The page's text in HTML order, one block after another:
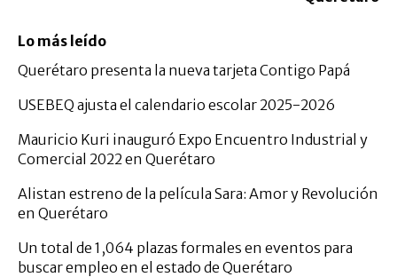
Lo más leído
Querétaro presenta la nueva tarjeta Contigo Papá
USEBEQ ajusta el calendario escolar 2025-2026
Mauricio Kuri inauguró Expo Encuentro Industrial y
Comercial 2022 en Querétaro
Alistan estreno de la película Sara: Amor y Revolución
en Querétaro
Un total de 1,064 plazas formales en eventos para
buscar empleo en el estado de Querétaro